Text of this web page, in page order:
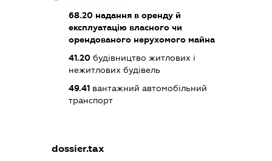
68.20надання в оренду й
експлуатацію власного чи
орендованого нерухомого майна
41.20будівництво житлових і
нежитлових будівель
49.41вантажний автомобільний
транспорт
dossier.tax